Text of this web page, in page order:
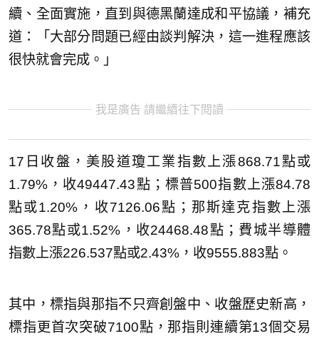
續、全面實施，直到與德黑蘭達成和平協議，補充
道：「大部分問題已經由談判解決，這一進程應該
很快就會完成。」
我是廣告 請繼續往下閱讀
17日收盤，美股道瓊工業指數上漲868.71點或
1.79%，收49447.43點；標普500指數上漲84.78
點或1.20%，收7126.06點；那斯達克指數上漲
365.78點或1.52%，收24468.48點；費城半導體
指數上漲226.537點或2.43%，收9555.883點。
其中，標指與那指不只齊創盤中、收盤歷史新高，
標指更首次突破7100點，那指則連續第13個交易